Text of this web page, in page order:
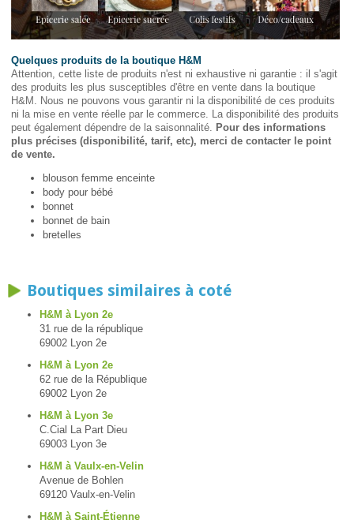
Quelques produits de la boutique H&M
Attention, cette liste de produits n'est ni exhaustive ni garantie : il s'agit
des produits les plus susceptibles d'être en vente dans la boutique
H&M. Nous ne pouvons vous garantir ni la disponibilité de ces produits
ni la mise en vente réelle par le commerce. La disponibilité des produits
peut également dépendre de la saisonnalité. Pour des informations
plus précises (disponibilité, tarif, etc), merci de contacter le point
de vente.
blouson femme enceinte
body pour bébé
bonnet
bonnet de bain
bretelles
Boutiques similaires à coté
H&M à Lyon 2e
31 rue de la république
69002 Lyon 2e
H&M à Lyon 2e
62 rue de la République
69002 Lyon 2e
H&M à Lyon 3e
C.Cial La Part Dieu
69003 Lyon 3e
H&M à Vaulx-en-Velin
Avenue de Bohlen
69120 Vaulx-en-Velin
H&M à Saint-Étienne